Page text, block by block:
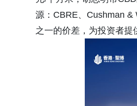
源：CBRE、Cushman &
之一的价差，为投资者提